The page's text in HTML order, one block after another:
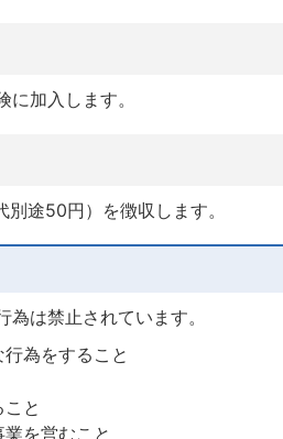
加入します。
途50円）を徴収します。
は禁止されています。
為をすること
と
を営むこと